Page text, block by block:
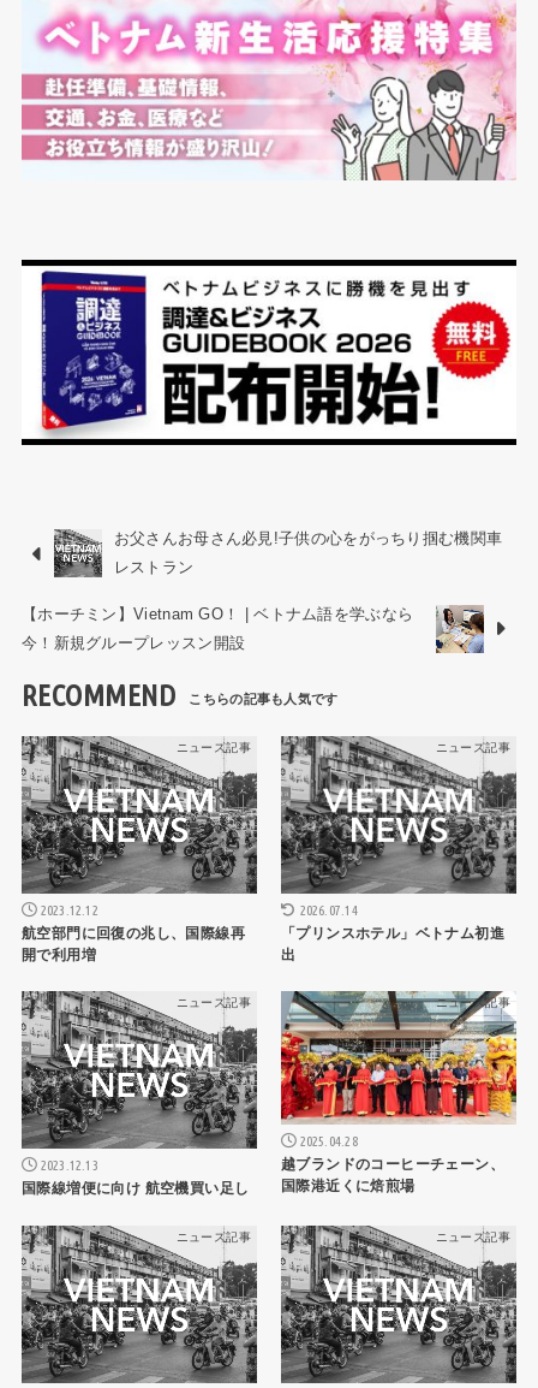
お父さんお母さん必見!子供の心をがっちり掴む機関車
レストラン
【ホーチミン】Vietnam GO！ | ベトナム語を学ぶなら
今！新規グループレッスン開設
RECOMMEND
ニュース記事
2023.12.12
航空部門に回復の兆し、国際線再
開で利用増
ニュース記事
2026.07.14
「プリンスホテル」ベトナム初進
出
ニュース記事
2023.12.13
国際線増便に向け 航空機買い足し
ニュース記事
2025.04.28
越ブランドのコーヒーチェーン、
国際港近くに焙煎場
ニュース記事 ニュース記事